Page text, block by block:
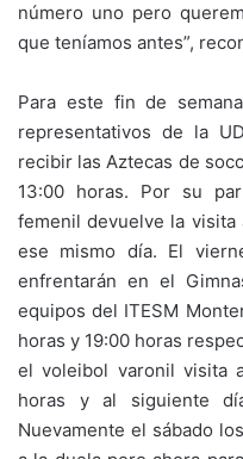
número uno pero
que teníamos antes”,
Para este fin de
representativos de la
recibir las Aztecas de
13:00 horas. Por su
femenil devuelve la visita
ese mismo día. El
enfrentarán en el
equipos del ITESM
horas y 19:00 horas
el voleibol varonil visita
horas y al siguiente
Nuevamente el sábado